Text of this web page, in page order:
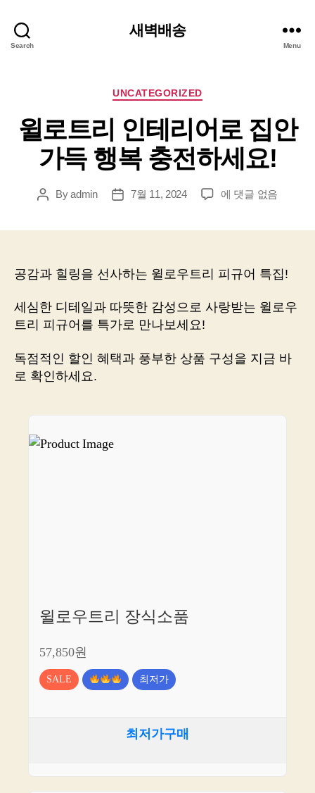
Search
새벽배송
Menu
Categories
UNCATEGORIZED
윌로트리 인테리어로 집안
가득 행복 충전하세요!
PostByadmin
Post7월 11, 2024
윌
테
어
로
가
에 댓글 없음
공감과 힐링을 선사하는 윌로우트리 피규어 특집!
세심한 디테일과 따뜻한 감성으로 사랑받는 윌로우
트리 피규어를 특가로 만나보세요!
독점적인 할인 혜택과 풍부한 상품 구성을 지금 바
로 확인하세요.
윌로우트리 장식소품
57,850원
SALE 최저가
최저가구매